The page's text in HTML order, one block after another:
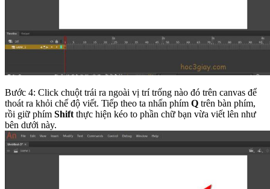
Bước 4: Click chuột trái ra ngoài vị trí trống nào đó trên canvas để
thoát ra khỏi chế độ viết. Tiếp theo ta nhấn phím Q trên bàn phím,
rồi giữ phím Shiftthực hiện kéo to phần chữ bạn vừa viết lên như
bên dưới này.